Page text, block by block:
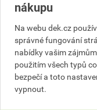
Poptat
2 981,44 Kč celkem s DPH
nákupu
Na webu dek.cz
správné fungování
nabídky vašim
použitím všech typů
bezpečí a toto
vypnout.